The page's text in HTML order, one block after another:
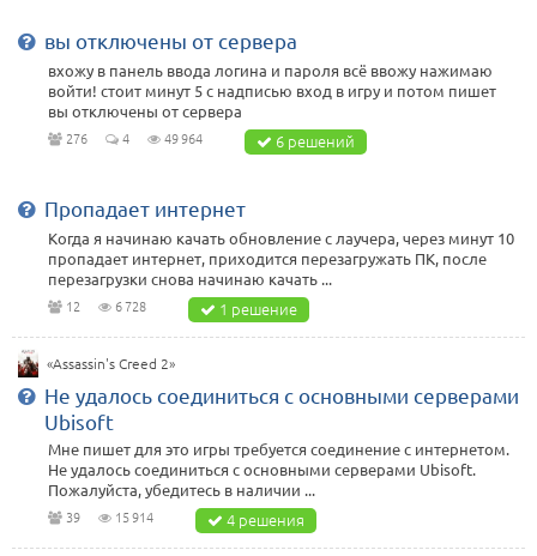
вы отключены от сервера
вхожу в панель ввода логина и пароля всё ввожу нажимаю
войти! стоит минут 5 с надписью вход в игру и потом пишет
вы отключены от сервера
276 4 49 964 6 решений
Пропадает интернет
Когда я начинаю качать обновление с лаучера, через минут 10
пропадает интернет, приходится перезагружать ПК, после
перезагрузки снова начинаю качать ...
12 6 728 1 решение
«Assassin's Creed 2»
Не удалось соединиться с основными серверами
Ubisoft
Мне пишет для это игры требуется соединение с интернетом.
Не удалось соединиться с основными серверами Ubisoft.
Пожалуйста, убедитесь в наличии ...
39 15 914 4 решения